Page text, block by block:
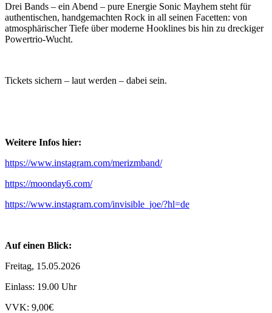
Drei Bands – ein Abend – pure Energie Sonic Mayhem steht für
authentischen, handgemachten Rock in all seinen Facetten: von
atmosphärischer Tiefe über moderne Hooklines bis hin zu dreckiger
Powertrio-Wucht.
Tickets sichern – laut werden – dabei sein.
Weitere Infos hier:
https://www.instagram.com/merizmband/
https://moonday6.com/
https://www.instagram.com/invisible_joe/?hl=de
Auf einen Blick:
Freitag, 15.05.2026
Einlass: 19.00 Uhr
VVK: 9,00€